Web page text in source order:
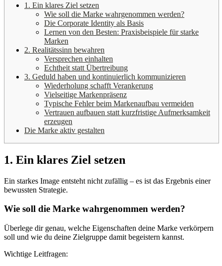
1. Ein klares Ziel setzen
Wie soll die Marke wahrgenommen werden?
Die Corporate Identity als Basis
Lernen von den Besten: Praxisbeispiele für starke
Marken
2. Realitätssinn bewahren
Versprechen einhalten
Echtheit statt Übertreibung
3. Geduld haben und kontinuierlich kommunizieren
Wiederholung schafft Verankerung
Vielseitige Markenpräsenz
Typische Fehler beim Markenaufbau vermeiden
Vertrauen aufbauen statt kurzfristige Aufmerksamkeit
erzeugen
Die Marke aktiv gestalten
1. Ein klares Ziel setzen
Ein starkes Image entsteht nicht zufällig – es ist das Ergebnis einer
bewussten Strategie.
Wie soll die Marke wahrgenommen werden?
Überlege dir genau, welche Eigenschaften deine Marke verkörpern
soll und wie du deine Zielgruppe damit begeistern kannst.
Wichtige Leitfragen: